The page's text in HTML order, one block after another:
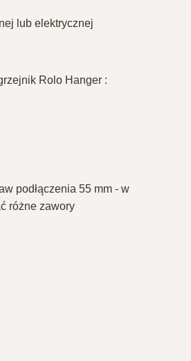
lub elektrycznej
Rolo Hanger :
podłączenia 55 mm - w
różne zawory